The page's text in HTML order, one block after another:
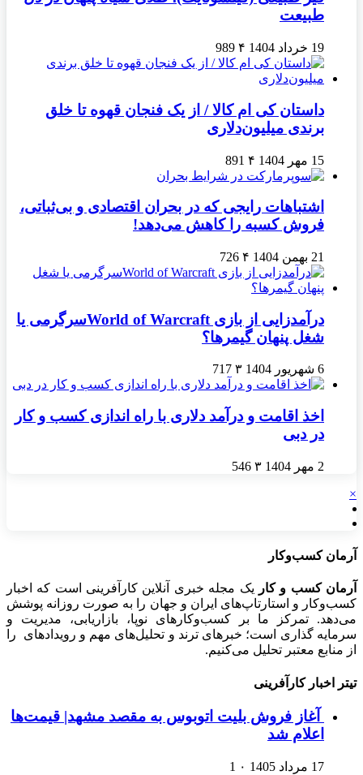
طبیعت
19 خرداد 1404 ۴ 989
داستان کی ام کالا / از یک فنجان قهوه تا خلق
برندی میلیون‌دلاری
15 مهر 1404 ۴ 891
اشتباهات رایجی که در بحران اقتصادی و بی‌ثباتی،
فروش کسبه را کاهش می‌دهد!
21 بهمن 1404 ۴ 726
درآمدزایی از بازی World of Warcraftسرگرمی یا
شغل پنهان گیمرها؟
6 شهریور 1404 ۳ 717
اخذ اقامت و درآمد دلاری با راه اندازی کسب و کار
در دبی
2 مهر 1404 ۳ 546
×
آرمان کسب‌وکار
آرمان کسب و کار
یک مجله خبری آنلاین کارآفرینی است که اخبار
کسب‌وکار و استارتاپ‌های ایران و جهان را به صورت روزانه پوشش
می‌دهد. تمرکز ما بر کسب‌وکارهای نوپا، بازاریابی، مدیریت و
سرمایه گذاری است؛ خبرهای ترند و تحلیل‌های مهم و رویدادهای را
از منابع معتبر تحلیل می‌کنیم.
تیتر اخبار کارآفرینی
آغاز فروش بلیت اتوبوس به مقصد مشهد| قیمت‌ها
اعلام شد
17 مرداد 1405 ۰ 1